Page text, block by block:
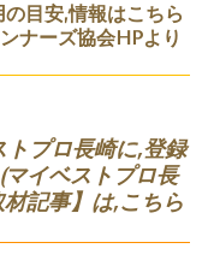
目安,情報はこちら
ナーズ協会HPより
プロ長崎に,登録
イベストプロ長
記事】は,こちら